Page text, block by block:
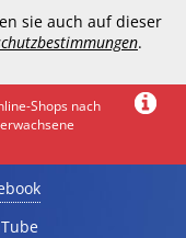
sie auch auf dieser
.
Shops nach